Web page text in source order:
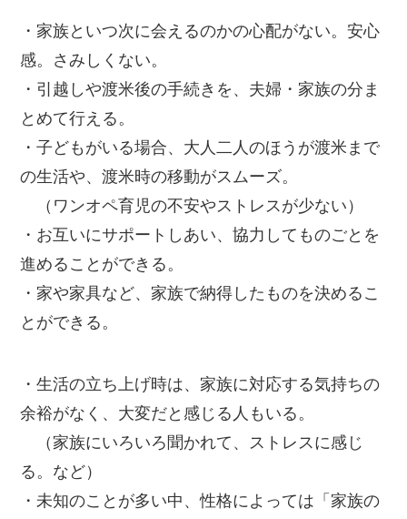
・家族といつ次に会えるのかの心配がない。安心
感。さみしくない。
・引越しや渡米後の手続きを、夫婦・家族の分ま
とめて行える。
・子どもがいる場合、大人二人のほうが渡米まで
の生活や、渡米時の移動がスムーズ。
（ワンオペ育児の不安やストレスが少ない）
・お互いにサポートしあい、協力してものごとを
進めることができる。
・家や家具など、家族で納得したものを決めるこ
とができる。
・生活の立ち上げ時は、家族に対応する気持ちの
余裕がなく、大変だと感じる人もいる。
（家族にいろいろ聞かれて、ストレスに感じ
る。など）
・未知のことが多い中、性格によっては「家族の